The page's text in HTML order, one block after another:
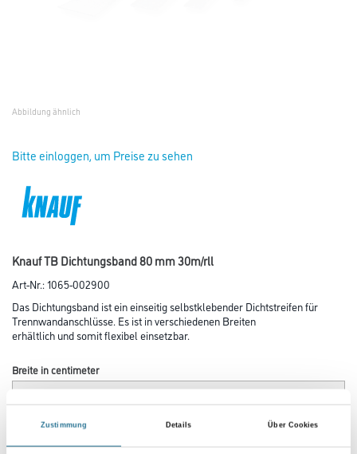
Zustimmung Details Über Cookies
Abbildung ähnlich
Bitte einloggen, um Preise zu sehen
Knauf TB Dichtungsband 80 mm 30m/rll
Art-Nr.:1065-002900
Das Dichtungsband ist ein einseitig selbstklebender Dichtstreifen für
Trennwandanschlüsse. Es ist in verschiedenen Breiten
erhältlich und somit flexibel einsetzbar.
Breite in centimeter
Gebinde